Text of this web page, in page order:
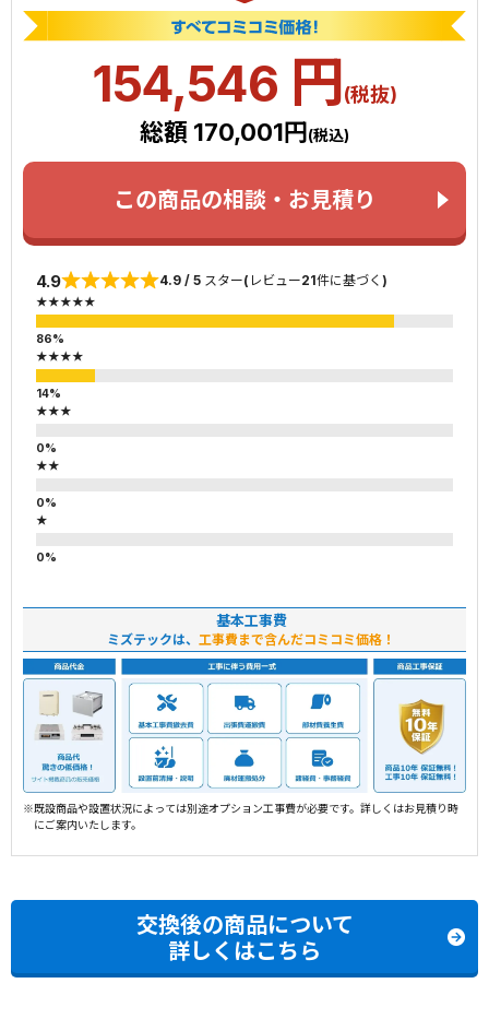
154,546 円(税抜)
総額 170,001円 (税込)
この商品の相談・お見積り
4.9 4.9 / 5 スター(レビュー21件に基づく)
★★★★★
★★★★
★★★
★★
★
基本工事費
ミズテックは、 工事費まで含んだコミコミ価格！
※既設商品や設置状況によっては別途オプション工事費が必要です。詳しくはお見積り時
にご案内いたします。
交換後の商品について
詳しくはこちら